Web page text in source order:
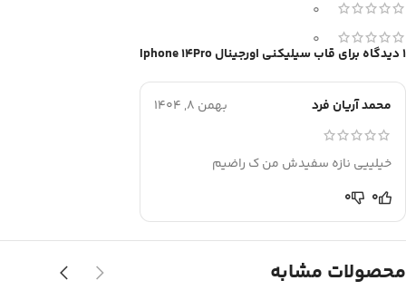
0
0
1 دیدگاه برای قاب سیلیکنی اورجینال Iphone 14Pro
محمد آریان فرد بهمن 8, 1404
خیلییی نازه سفیدش من ک راضیم
0
0
محصولات مشابه